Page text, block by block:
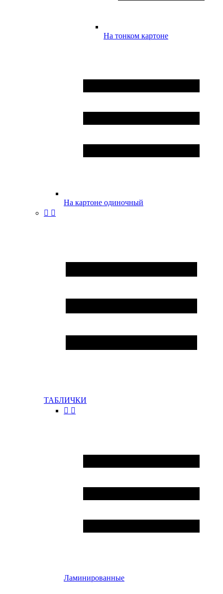
На тонком картоне
На картоне одиночный
 
ТАБЛИЧКИ
 
Ламинированные